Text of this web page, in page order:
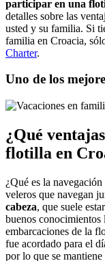
participar en una
detalles sobre las
usted y su familia. Si
familia en Croacia,
Charter.
Uno de los
¿Qué
flotilla en
¿Qué es la
veleros que navegan
cabeza, que suele
buenos conocimientos
embarcaciones de la
fue acordado para el
por lo que se